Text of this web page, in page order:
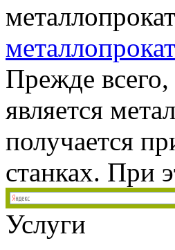
Прежде всего,
является
получается
станках. При
Услуги